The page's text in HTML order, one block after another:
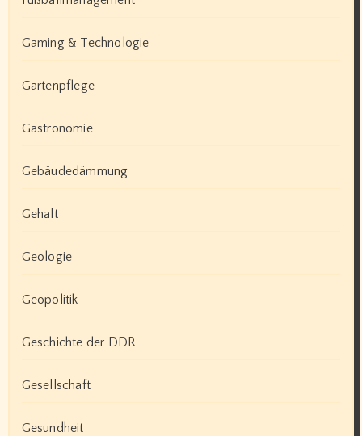
Gaming & Technologie
Gartenpflege
Gastronomie
Gebäudedämmung
Gehalt
Geologie
Geopolitik
Geschichte der DDR
Gesellschaft
Gesundheit